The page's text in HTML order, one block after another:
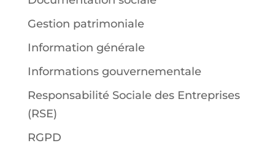
Gestion patrimoniale
Information générale
Informations gouvernementale
Responsabilité Sociale des Entreprises
(RSE)
RGPD